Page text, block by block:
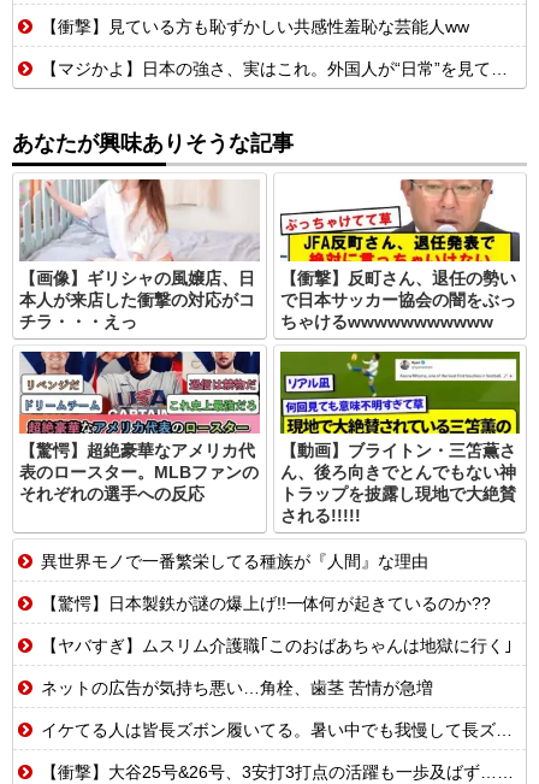
【衝撃】見ている方も恥ずかしい共感性羞恥な芸能人ww
【マジかよ】日本の強さ、実はこれ。外国人が“日常”を見て衝撃を受けた理由
あなたが興味ありそうな記事
【画像】ギリシャの風嬢店、日
本人が来店した衝撃の対応がコ
チラ・・・えっ
【衝撃】反町さん、退任の勢い
で日本サッカー協会の闇をぶっ
ちゃけるwwwwwwwwwww
【驚愕】超絶豪華なアメリカ代
表のロースター。MLBファンの
それぞれの選手への反応
【動画】ブライトン・三笘薫さ
ん、後ろ向きでとんでもない神
トラップを披露し現地で大絶賛
される!!!!!
異世界モノで一番繁栄してる種族が『人間』な理由
【驚愕】日本製鉄が謎の爆上げ!!一体何が起きているのか??
【ヤバすぎ】ムスリム介護職｢このおばあちゃんは地獄に行く｣
ネットの広告が気持ち悪い…角栓、歯茎 苦情が急増
イケてる人は皆長ズボン履いてる。暑い中でも我慢して長ズボン履いてる。半ズボンはモテ無い。厳しいって
【衝撃】大谷25号&26号、3安打3打点の活躍も一歩及ばず…それでも希望を見出すLADファン反応集 MLB2026シーズン 8.